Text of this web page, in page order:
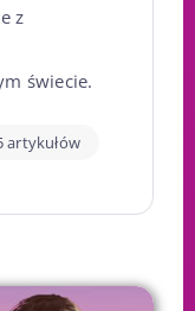
z
świecie.
artykułów